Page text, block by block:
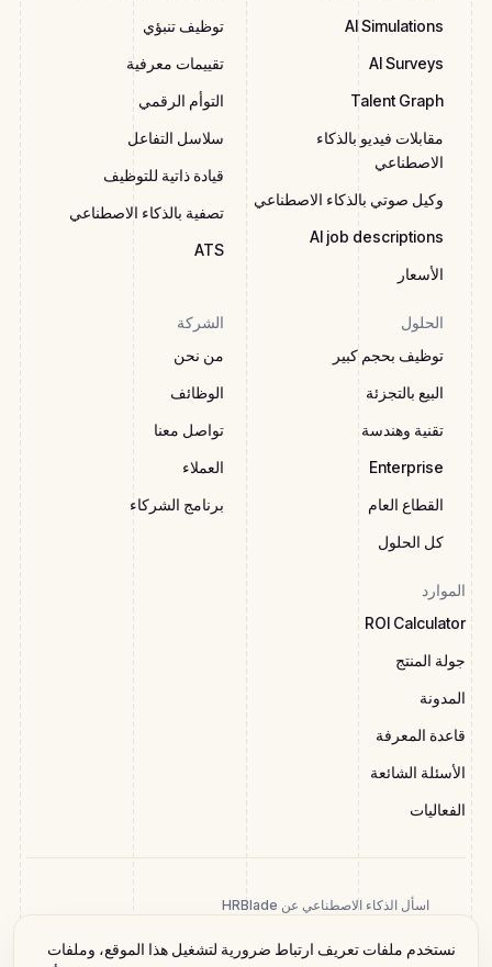
AI Simulations
AI Surveys
Talent Graph
مقابلات فيديو بالذكاء
الاصطناعي
وكيل صوتي بالذكاء الاصطناعي
AI job descriptions
الأسعار
توظيف تنبؤي
تقييمات معرفية
التوأم الرقمي
سلاسل التفاعل
قيادة ذاتية للتوظيف
تصفية بالذكاء الاصطناعي
ATS
الحلول
توظيف بحجم كبير
البيع بالتجزئة
تقنية وهندسة
Enterprise
القطاع العام
كل الحلول
الشركة
من نحن
الوظائف
تواصل معنا
العملاء
برنامج الشركاء
الموارد
ROI Calculator
جولة المنتج
المدونة
قاعدة المعرفة
الأسئلة الشائعة
الفعاليات
اسأل الذكاء الاصطناعي عن HRBlade
نستخدم ملفات تعريف ارتباط ضرورية لتشغيل هذا الموقع، وملفات